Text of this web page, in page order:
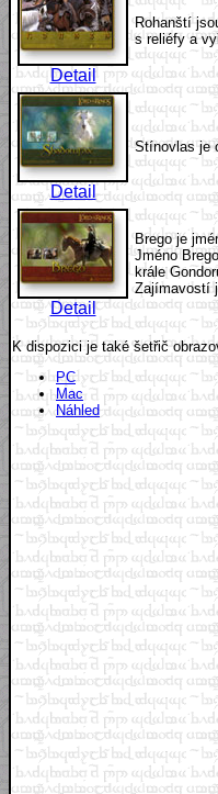
Detail
Rohanští
s reliéfy a
Detail
Stínovlas je
Detail
Brego je
Jméno
krále
Zajímavostí
K dispozici je také šetřič
PC
Mac
Náhled